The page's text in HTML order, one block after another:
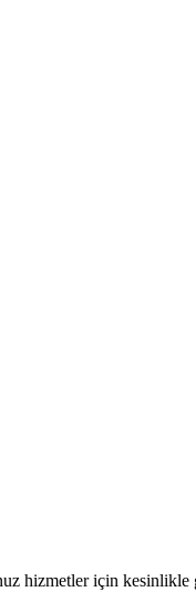
hizmetler için